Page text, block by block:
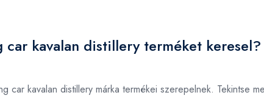
kavalan distillery terméket keresel?
car kavalan distillery márka termékei szerepelnek. Tekintse